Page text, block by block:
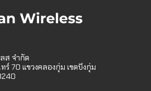
ส จำกัด
ร์ 70 แขวงคลองกุ่ม เขตบึงกุ่ม